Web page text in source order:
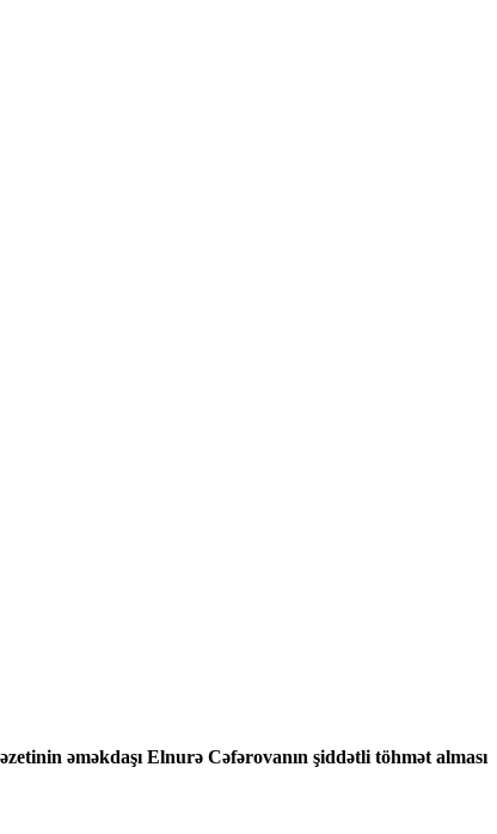
əməkdaşı Elnurə Cəfərovanın şiddətli töhmət alması